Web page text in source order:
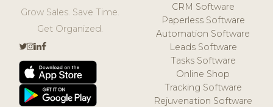
Grow Sales. Save Time.
Get Organized.
CRM Software
Paperless Software
Automation Software
Leads Software
Tasks Software
Online Shop
Tracking Software
Rejuvenation Software